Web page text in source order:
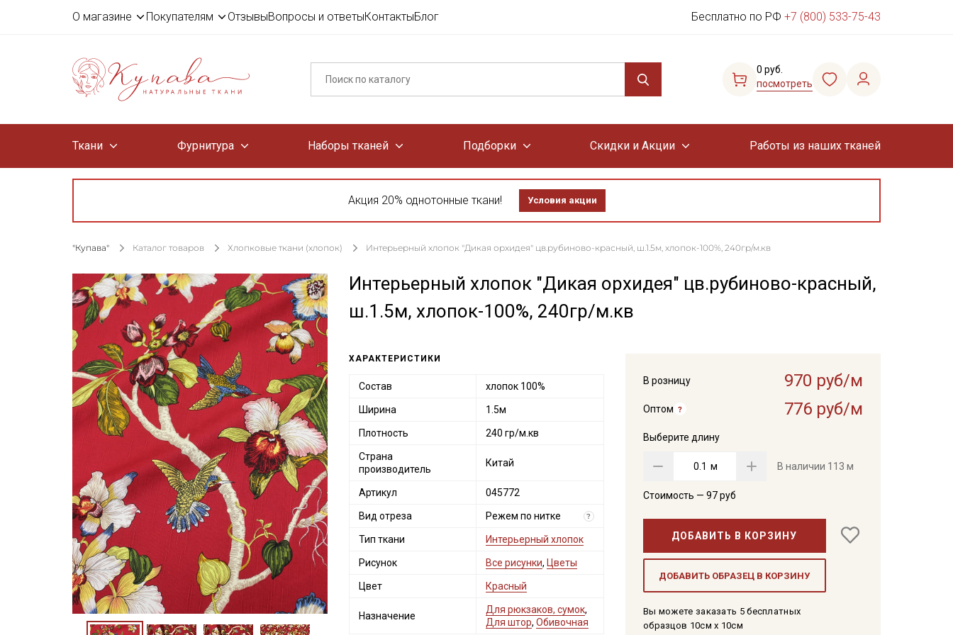
О магазине Покупателям ОтзывыВопросы и ответыКонтактыБлог Бесплатно по РФ +7 (800) 533-75-43
0 руб.
посмотреть
Ткани Фурнитура Наборы тканей Подборки Скидки и Акции Работы из наших тканей
Акция 20% однотонные ткани! Условия акции
"Купава" Каталог товаров Хлопковые ткани (хлопок) Интерьерный хлопок "Дикая орхидея" цв.рубиново-красный, ш.1.5м, хлопок-100%, 240гр/м.кв
Интерьерный хлопок "Дикая орхидея" цв.рубиново-красный,
ш.1.5м, хлопок-100%, 240гр/м.кв
В розницу 970 руб/м
Оптом 776 руб/м
Выберите длину
м В наличии 113 м
Стоимость — 97руб
ДОБАВИТЬ В КОРЗИНУ
ДОБАВИТЬ ОБРАЗЕЦ В КОРЗИНУ
Вы можете заказать 5 бесплатных
образцов 10см x 10см
ХАРАКТЕРИСТИКИ
Состав хлопок 100%
Ширина 1.5м
Плотность 240 гр/м.кв
Страна
производитель
Китай
Артикул 045772
Вид отреза Режем по нитке ?
Тип ткани Интерьерный хлопок
Рисунок Все рисунки, Цветы
Цвет Красный
Назначение
Для рюкзаков, сумок,
Для штор, Обивочная